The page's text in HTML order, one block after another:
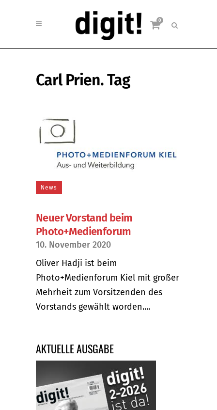
0
Carl Prien. Tag
News
Neuer Vorstand beim
Photo+Medienforum
10. November 2020
Oliver Hadji ist beim
Photo+Medienforum Kiel mit großer
Mehrheit zum Vorsitzenden des
Vorstands gewählt worden....
AKTUELLE AUSGABE